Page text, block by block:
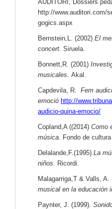
AUDITORI, Dossiers
http://www.auditori.com/
gogics.aspx
Bernstein,L. (2002) El
concert. Siruela.
Bonnett,R. (2001)
musicales. Akal.
Capdevila, R. Fem
emoció http://
audicio-quina-emocio/
Copland,A ((2014) Como
música. Fondo de
Delalande,F.(1995). La
niños . Ricordi.
Malagarriga,T & Valls, A.
musical en la educación
Paynter, J. (1999).